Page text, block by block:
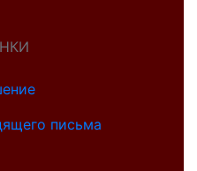
письма